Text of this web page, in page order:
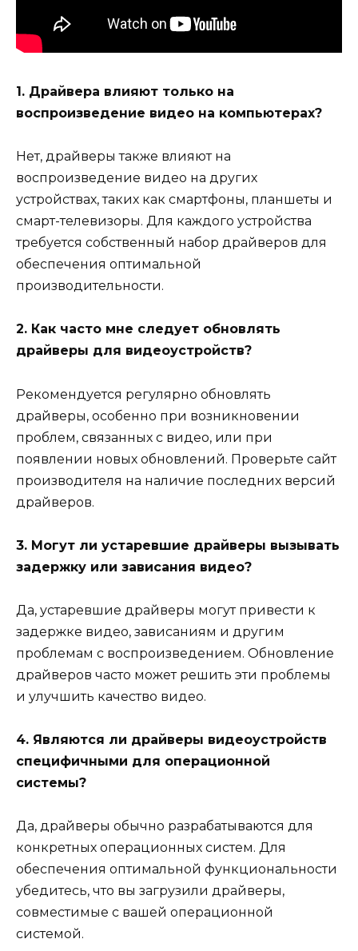
1. Драйвера влияют только на
воспроизведение видео на компьютерах?
Нет, драйверы также влияют на
воспроизведение видео на других
устройствах, таких как смартфоны, планшеты и
смарт-телевизоры. Для каждого устройства
требуется собственный набор драйверов для
обеспечения оптимальной
производительности.
2. Как часто мне следует обновлять
драйверы для видеоустройств?
Рекомендуется регулярно обновлять
драйверы, особенно при возникновении
проблем, связанных с видео, или при
появлении новых обновлений. Проверьте сайт
производителя на наличие последних версий
драйверов.
3. Могут ли устаревшие драйверы вызывать
задержку или зависания видео?
Да, устаревшие драйверы могут привести к
задержке видео, зависаниям и другим
проблемам с воспроизведением. Обновление
драйверов часто может решить эти проблемы
и улучшить качество видео.
4. Являются ли драйверы видеоустройств
специфичными для операционной
системы?
Да, драйверы обычно разрабатываются для
конкретных операционных систем. Для
обеспечения оптимальной функциональности
убедитесь, что вы загрузили драйверы,
совместимые с вашей операционной
системой.